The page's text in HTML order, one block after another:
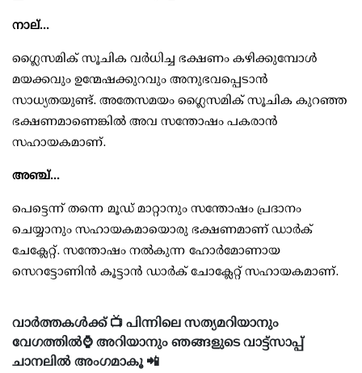
നാല്...
ഗ്ലൈസമിക് സൂചിക വര്‍ധിച്ച ഭക്ഷണം കഴിക്കുമ്പോള്‍
മയക്കവും ഉന്മേഷക്കുറവും അനുഭവപ്പെടാന്‍
സാധ്യതയുണ്ട്. അതേസമയം ഗ്ലൈസമിക് സൂചിക കുറഞ്ഞ
ഭക്ഷണമാണെങ്കില്‍ അവ സന്തോഷം പകരാന്‍
സഹായകമാണ്.
അഞ്ച്...
പെട്ടെന്ന് തന്നെ മൂഡ് മാറ്റാനും സന്തോഷം പ്രദാനം
ചെയ്യാനും സഹായകമായൊരു ഭക്ഷണമാണ് ഡാര്‍ക്
ചേക്ലേറ്റ്. സന്തോഷം നല്‍കുന്ന ഹോര്‍മോണായ
സെറട്ടോണിന്‍ കൂട്ടാന്‍ ഡാര്‍ക് ചോക്ലേറ്റ് സഹായകമാണ്.
വാർത്തകൾക്ക് 📺 പിന്നിലെ സത്യമറിയാനും
വേഗത്തിൽ⌚ അറിയാനും ഞങ്ങളുടെ വാട്ട്സാപ്പ്
ചാനലിൽ അംഗമാകൂ 📲